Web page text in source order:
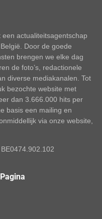
actualiteitsagentschap
Door de goede
brengen we elke dag
de foto’s, redactionele
diverse mediakanalen. Tot
bezochte website met
dan 3.666.000 hits per
basis een mailing en
via onze website,